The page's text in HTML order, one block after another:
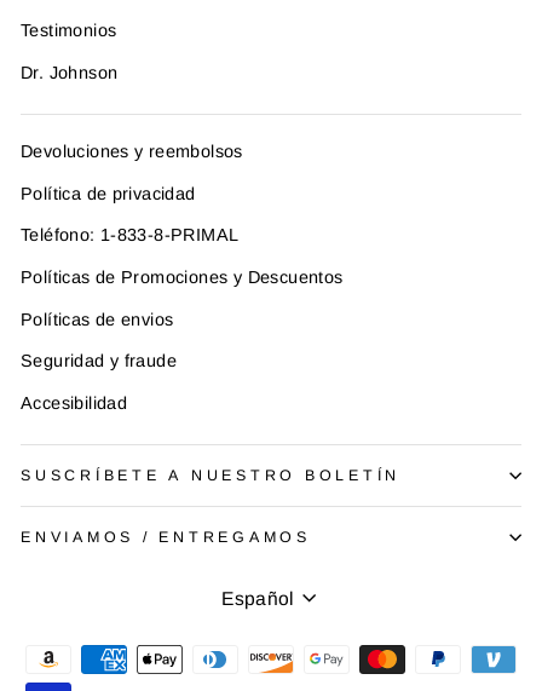
Testimonios
Dr. Johnson
Devoluciones y reembolsos
Política de privacidad
Teléfono: 1-833-8-PRIMAL
Políticas de Promociones y Descuentos
Políticas de envios
Seguridad y fraude
Accesibilidad
SUSCRÍBETE A NUESTRO BOLETÍN
ENVIAMOS / ENTREGAMOS
Idioma
Español